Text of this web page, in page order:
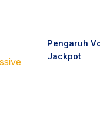
Pengaruh
Jackpot